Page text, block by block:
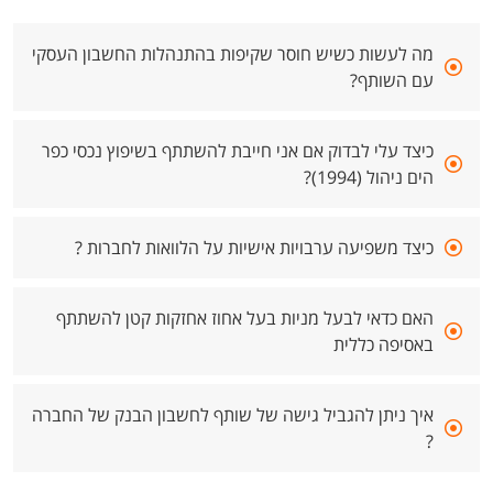
מה לעשות כשיש חוסר שקיפות בהתנהלות החשבון העסקי
עם השותף?
כיצד עלי לבדוק אם אני חייבת להשתתף בשיפוץ נכסי כפר
הים ניהול (1994)?
כיצד משפיעה ערבויות אישיות על הלוואות לחברות ?
האם כדאי לבעל מניות בעל אחוז אחזקות קטן להשתתף
באסיפה כללית
איך ניתן להגביל גישה של שותף לחשבון הבנק של החברה
?